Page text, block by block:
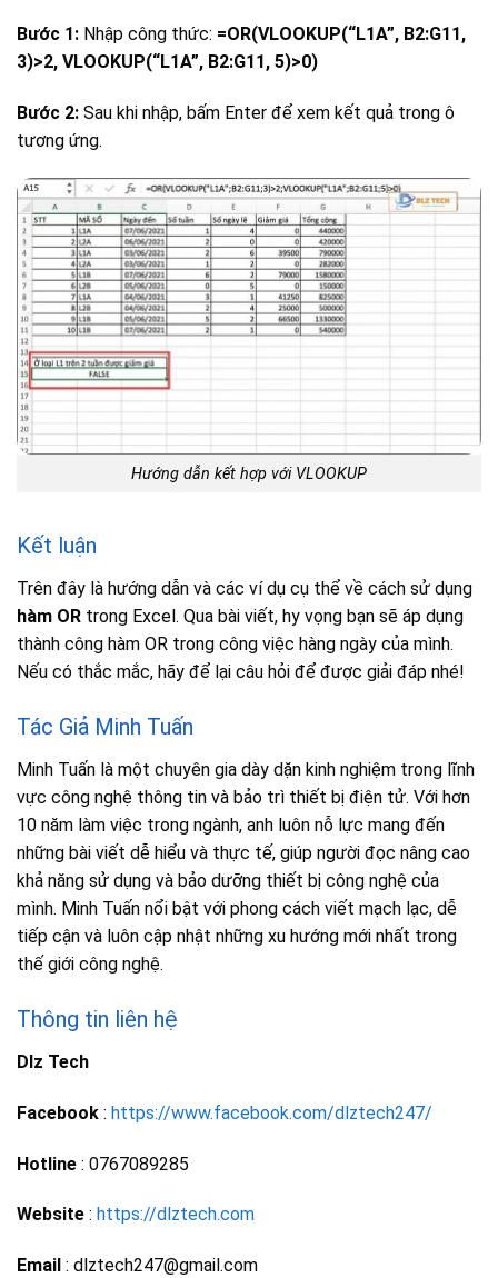
Bước 1: Nhập công thức: =OR(VLOOKUP(“L1A”, B2:G11,
3)>2, VLOOKUP(“L1A”, B2:G11, 5)>0)
Bước 2: Sau khi nhập, bấm Enter để xem kết quả trong ô
tương ứng.
Hướng dẫn kết hợp với VLOOKUP
Kết luận
Trên đây là hướng dẫn và các ví dụ cụ thể về cách sử dụng
hàm OR trong Excel. Qua bài viết, hy vọng bạn sẽ áp dụng
thành công hàm OR trong công việc hàng ngày của mình.
Nếu có thắc mắc, hãy để lại câu hỏi để được giải đáp nhé!
Tác Giả Minh Tuấn
Minh Tuấn là một chuyên gia dày dặn kinh nghiệm trong lĩnh
vực công nghệ thông tin và bảo trì thiết bị điện tử. Với hơn
10 năm làm việc trong ngành, anh luôn nỗ lực mang đến
những bài viết dễ hiểu và thực tế, giúp người đọc nâng cao
khả năng sử dụng và bảo dưỡng thiết bị công nghệ của
mình. Minh Tuấn nổi bật với phong cách viết mạch lạc, dễ
tiếp cận và luôn cập nhật những xu hướng mới nhất trong
thế giới công nghệ.
Thông tin liên hệ
Dlz Tech
Facebook : https://www.facebook.com/dlztech247/
Hotline : 0767089285
Website : https://dlztech.com
Email : dlztech247@gmail.com